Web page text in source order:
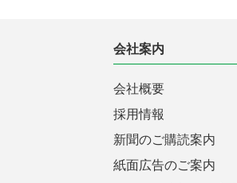
会社案内
会社概要
採用情報
新聞のご購読案内
紙面広告のご案内